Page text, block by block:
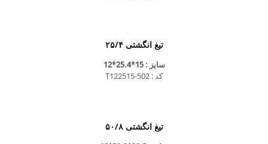
تیغ انگشتی ۲۵/۴
سایز : 15*25.4*12
کد : T122515-502
تیغ انگشتی ۵۰/۸